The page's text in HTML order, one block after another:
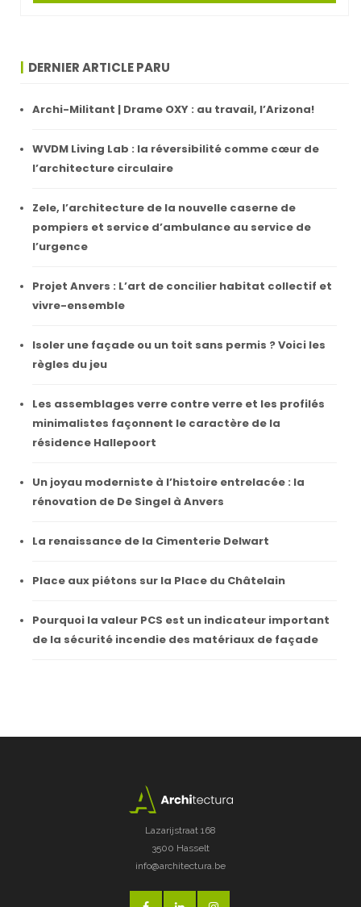
DERNIER ARTICLE PARU
Archi-Militant | Drame OXY : au travail, l’Arizona!
WVDM Living Lab : la réversibilité comme cœur de
l’architecture circulaire
Zele, l’architecture de la nouvelle caserne de
pompiers et service d’ambulance au service de
l’urgence
Projet Anvers : L’art de concilier habitat collectif et
vivre-ensemble
Isoler une façade ou un toit sans permis ? Voici les
règles du jeu
Les assemblages verre contre verre et les profilés
minimalistes façonnent le caractère de la
résidence Hallepoort
Un joyau moderniste à l’histoire entrelacée : la
rénovation de De Singel à Anvers
La renaissance de la Cimenterie Delwart
Place aux piétons sur la Place du Châtelain
Pourquoi la valeur PCS est un indicateur important
de la sécurité incendie des matériaux de façade
Lazarijstraat 168
3500 Hasselt
info@architectura.be